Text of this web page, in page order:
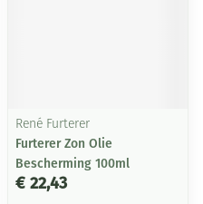
René Furterer
Furterer Zon Olie
Bescherming 100ml
€ 22,43